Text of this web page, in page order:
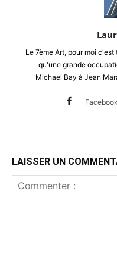
Le 7ème Art, pour moi
qu'une grande
Michael Bay à Jean
Facebook
LAISSER UN